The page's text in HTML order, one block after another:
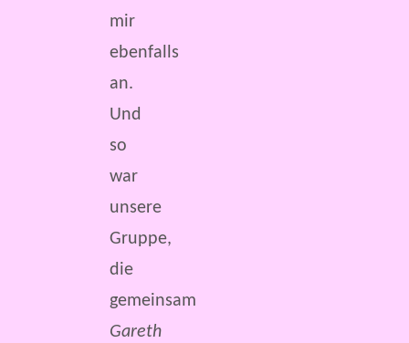
mir
ebenfalls
an.
Und
so
war
unsere
Gruppe,
die
gemeinsam
Gareth